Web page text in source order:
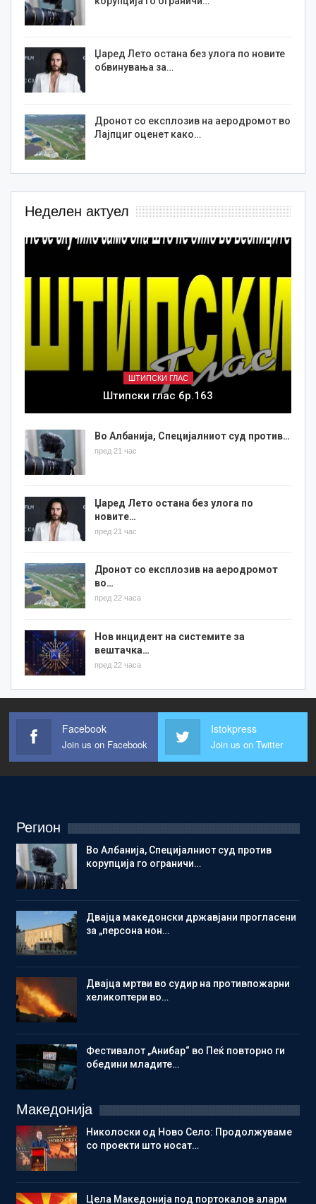
Џаред Лето остана без улога по новите
обвинувања за…
Дронот со експлозив на аеродромот во
Лајпциг оценет како…
Неделен актуел
ШТИПСКИ ГЛАС
Штипски глас бр.163
Во Албанија, Специјалниот суд против…
пред 21 час
Џаред Лето остана без улога по
новите…
пред 21 час
Дронот со експлозив на аеродромот
во…
пред 22 часа
Нов инцидент на системите за
вештачка…
пред 22 часа
Facebook
Join us on Facebook
Istokpress
Join us on Twitter
Регион
Во Албанија, Специјалниот суд против
корупција го ограничи…
Двајца македонски државјани прогласени
за „персона нон…
Двајца мртви во судир на противпожарни
хеликоптери во…
Фестивалот „Анибар“ во Пеќ повторно ги
обедини младите…
Македонија
Николоски од Ново Село: Продолжуваме
со проекти што носат…
Цела Македонија под портокалов аларм